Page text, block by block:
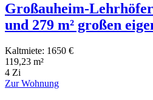
Großauheim-
und 279 m² großen
Kaltmiete: 1650 €
119,23 m²
4 Zi
Zur Wohnung